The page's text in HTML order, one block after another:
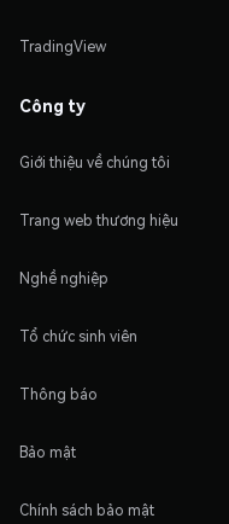
TradingView
Công ty
Giới thiệu về chúng tôi
Trang web thương hiệu
Nghề nghiệp
Tổ chức sinh viên
Thông báo
Bảo mật
Chính sách bảo mật